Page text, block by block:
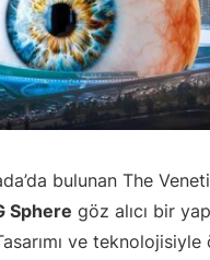
bulunan The
Sphere göz alıcı bir
ve teknolojisiyle